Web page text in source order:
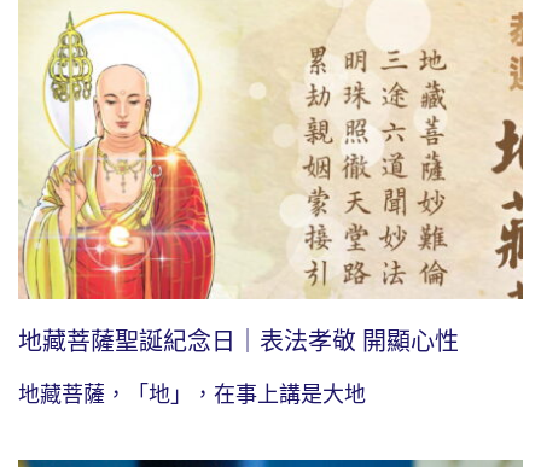
地藏菩薩聖誕紀念日｜表法孝敬 開顯心性
地藏菩薩，「地」，在事上講是大地